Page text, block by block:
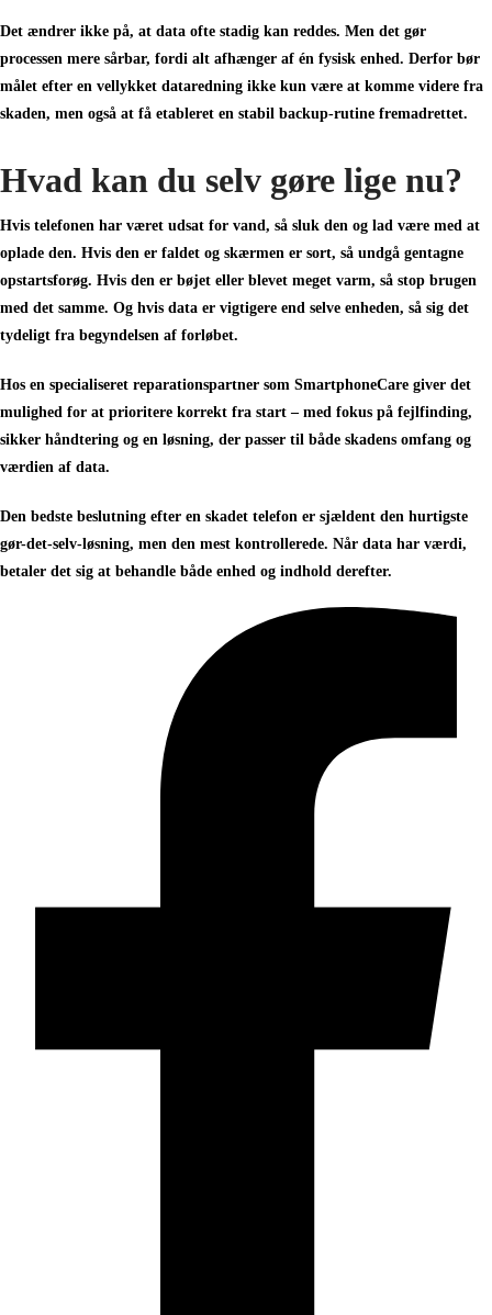
Det ændrer ikke på, at data ofte stadig kan reddes. Men det gør
processen mere sårbar, fordi alt afhænger af én fysisk enhed. Derfor bør
målet efter en vellykket dataredning ikke kun være at komme videre fra
skaden, men også at få etableret en stabil backup-rutine fremadrettet.
Hvad kan du selv gøre lige nu?
Hvis telefonen har været udsat for vand, så sluk den og lad være med at
oplade den. Hvis den er faldet og skærmen er sort, så undgå gentagne
opstartsforøg. Hvis den er bøjet eller blevet meget varm, så stop brugen
med det samme. Og hvis data er vigtigere end selve enheden, så sig det
tydeligt fra begyndelsen af forløbet.
Hos en specialiseret reparationspartner som SmartphoneCare giver det
mulighed for at prioritere korrekt fra start – med fokus på fejlfinding,
sikker håndtering og en løsning, der passer til både skadens omfang og
værdien af data.
Den bedste beslutning efter en skadet telefon er sjældent den hurtigste
gør-det-selv-løsning, men den mest kontrollerede. Når data har værdi,
betaler det sig at behandle både enhed og indhold derefter.